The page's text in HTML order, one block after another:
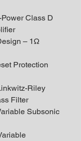
Class D
– 1Ω
Protection
Riley
Filter
Subsonic